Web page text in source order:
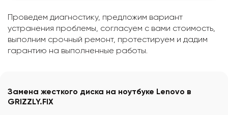
Проведем диагностику, предложим вариант
устранения проблемы, согласуем с вами стоимость,
выполним срочный ремонт, протестируем и дадим
гарантию на выполненные работы.
Замена жесткого диска на ноутбуке Lenovo в
GRIZZLY.FIX